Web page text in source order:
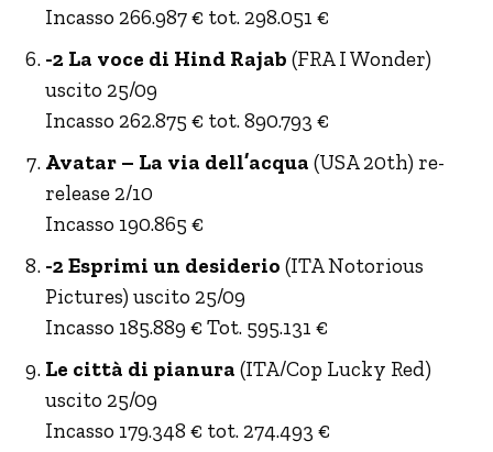
Incasso 266.987 € tot. 298.051 €
-2 La voce di Hind Rajab (FRA I Wonder)
uscito 25/09
Incasso 262.875 € tot. 890.793 €
Avatar – La via dell’acqua (USA 20th) re-
release 2/10
Incasso 190.865 €
-2 Esprimi un desiderio (ITA Notorious
Pictures) uscito 25/09
Incasso 185.889 € Tot. 595.131 €
Le città di pianura (ITA/Cop Lucky Red)
uscito 25/09
Incasso 179.348 € tot. 274.493 €